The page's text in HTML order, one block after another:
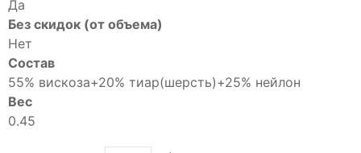
Костюмы
Футболки
ДЕТСКОЕ
Для подростков
Костюмы
Футболки
Да
Без скидок (от объема)
Нет
Состав
55% вискоза+20% тиар(шерсть)+25% нейлон
Вес
0.45